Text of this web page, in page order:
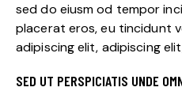
sed do eiusm od tempor
placerat eros, eu tincidunt
adipiscing elit, adipiscing
SED UT PERSPICIATIS UNDE